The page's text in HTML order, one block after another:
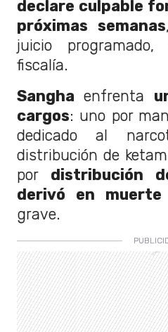
declare culpable
próximas semanas
juicio
fiscalía.
Sangha enfrenta
cargos: uno por
dedicado al
distribución de
por distribución
derivó en muerte
grave.